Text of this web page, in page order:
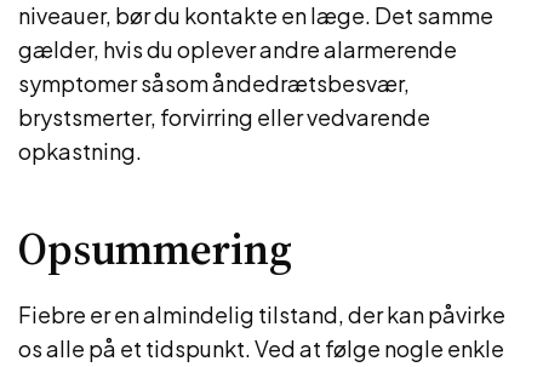
niveauer, bør du kontakte en læge. Det samme
gælder, hvis du oplever andre alarmerende
symptomer såsom åndedrætsbesvær,
brystsmerter, forvirring eller vedvarende
opkastning.
Opsummering
Fiebre er en almindelig tilstand, der kan påvirke
os alle på et tidspunkt. Ved at følge nogle enkle